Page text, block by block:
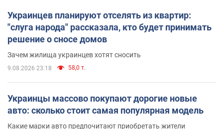
Украинцев планируют отселять из квартир:
"слуга народа" рассказала, кто будет принимать
решение о сносе домов
Зачем жилища украинцев хотят сносить
9.08.2026 23:18 58,0 т.
Украинцы массово покупают дорогие новые
авто: сколько стоит самая популярная модель
Какие марки авто предпочитают приобретать жители